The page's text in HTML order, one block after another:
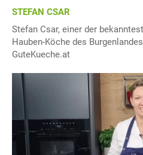
STEFAN CSAR
Stefan Csar, einer der
Hauben-Köche des
GuteKueche.at